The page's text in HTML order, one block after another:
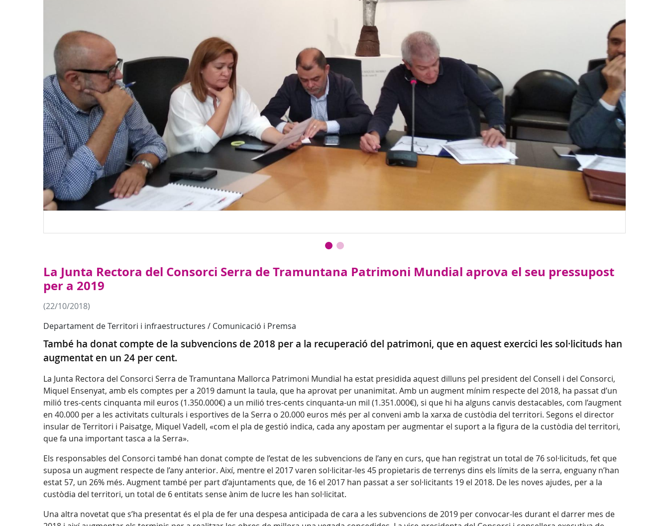
La Junta Rectora del Consorci Serra de Tramuntana Patrimoni Mundial aprova el seu pressupost
per a 2019
(22/10/2018)
Departament de Territori i infraestructures / Comunicació i Premsa
També ha donat compte de la subvencions de 2018 per a la recuperació del patrimoni, que en aquest exercici les sol·licituds han
augmentat en un 24 per cent.
La Junta Rectora del Consorci Serra de Tramuntana Mallorca Patrimoni Mundial ha estat presidida aquest dilluns pel president del Consell i del Consorci,
Miquel Ensenyat, amb els comptes per a 2019 damunt la taula, que ha aprovat per unanimitat. Amb un augment mínim respecte del 2018, ha passat d’un
milió tres-cents cinquanta mil euros (1.350.000€) a un milió tres-cents cinquanta-un mil (1.351.000€), si que hi ha alguns canvis destacables, com l’augment
en 40.000 per a les activitats culturals i esportives de la Serra o 20.000 euros més per al conveni amb la xarxa de custòdia del territori. Segons el director
insular de Territori i Paisatge, Miquel Vadell, «com el pla de gestió indica, cada any apostam per augmentar el suport a la figura de la custòdia del territori,
que fa una important tasca a la Serra».
Els responsables del Consorci també han donat compte de l’estat de les subvencions de l’any en curs, que han registrat un total de 76 sol·licituds, fet que
suposa un augment respecte de l’any anterior. Així, mentre el 2017 varen sol·licitar-les 45 propietaris de terrenys dins els límits de la serra, enguany n’han
estat 57, un 26% més. Augment també per part d’ajuntaments que, de 16 el 2017 han passat a ser sol·licitants 19 el 2018. De les noves ajudes, per a la
custòdia del territori, un total de 6 entitats sense ànim de lucre les han sol·licitat.
Una altra novetat que s’ha presentat és el pla de fer una despesa anticipada de cara a les subvencions de 2019 per convocar-les durant el darrer mes de